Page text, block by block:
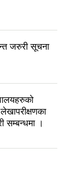
जरुरी सूचना
सम्बन्धमा ।